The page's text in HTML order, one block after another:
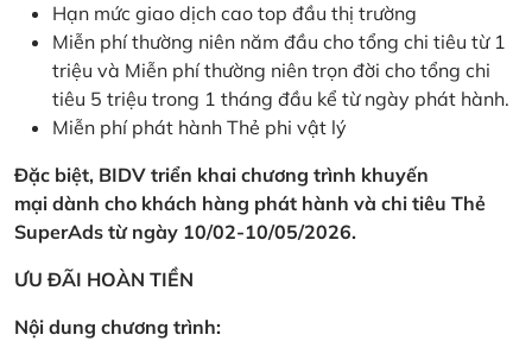
Hạn mức giao dịch cao top đầu thị trường
Miễn phí thường niên năm đầu cho tổng chi tiêu từ 1
triệu và Miễn phí thường niên trọn đời cho tổng chi
tiêu 5 triệu trong 1 tháng đầu kể từ ngày phát hành.
Miễn phí phát hành Thẻ phi vật lý
Đặc biệt, BIDV triển khai chương trình khuyến
mại dành cho khách hàng phát hành và chi tiêu Thẻ
SuperAds từ ngày 10/02-10/05/2026.
ƯU ĐÃI HOÀN TIỀN
Nội dung chương trình: